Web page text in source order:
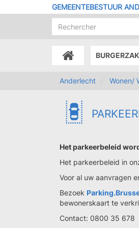
en
GEMEENTEBESTUUR
ACCUEIL
Anderlecht Wonen/
Het parkeerbeleid
Het parkeerbeleid in
Voor al uw aanvragen
Bezoek
bewonerskaart te
Contact: 0800 35 678